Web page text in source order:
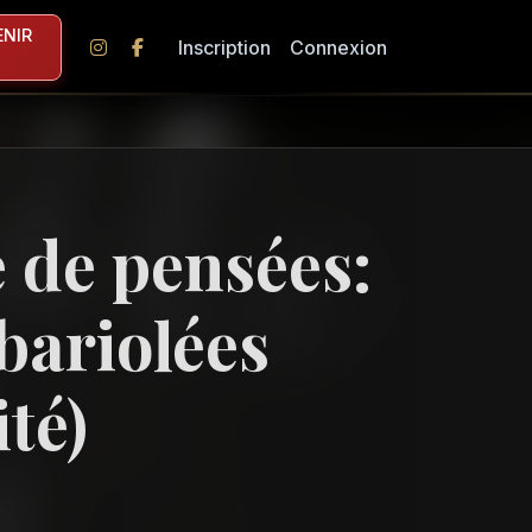
Inscription Connexion
pensées: